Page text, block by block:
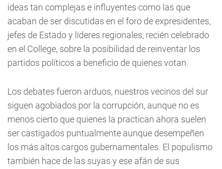
ideas tan complejas e influyentes como las que
acaban de ser discutidas en el foro de expresidentes,
jefes de Estado y líderes regionales, recién celebrado
en el College, sobre la posibilidad de reinventar los
partidos políticos a beneficio de quienes votan.
Los debates fueron arduos, nuestros vecinos del sur
siguen agobiados por la corrupción, aunque no es
menos cierto que quienes la practican ahora suelen
ser castigados puntualmente aunque desempeñen
los más altos cargos gubernamentales. El populismo
también hace de las suyas y ese afán de sus